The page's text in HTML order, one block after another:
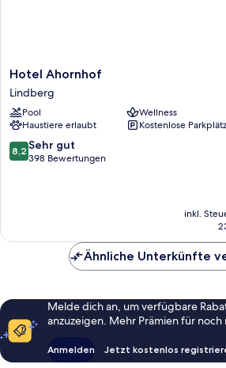
Hotel
Ahornhof
Lindberg
Hotel Ahornhof
Lindberg
Pool
Wellness
Haustiere erlaubt
Kostenlose
8.2
von
8,2 Sehr gut
398 Bewertungen
inkl.
Ähnliche Unterkünfte
Melde dich an, um verfügbare
anzuzeigen. Mehr Prämien für
Anmelden Jetzt kostenlos